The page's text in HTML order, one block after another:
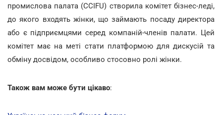
промислова палата (CCIFU) створила комітет бізнес-леді,
до якого входять жінки, що займають посаду директора
або є підприємцями серед компаній-членів палати. Цей
комітет має на меті стати платформою для дискусій та
обміну досвідом, особливо стосовно ролі жінки.
Також вам може бути цікаво: